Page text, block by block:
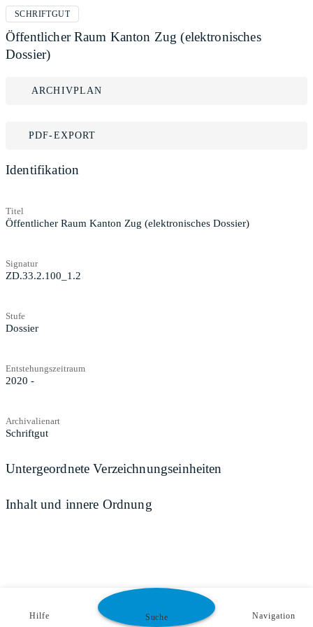
SCHRIFTGUT
Öffentlicher Raum Kanton Zug (elektronisches
Dossier)
ARCHIVPLAN
PDF-EXPORT
Identifikation
Titel
Öffentlicher Raum Kanton Zug (elektronisches Dossier)
Signatur
ZD.33.2.100_1.2
Stufe
Dossier
Entstehungszeitraum
2020 -
Archivalienart
Schriftgut
Untergeordnete Verzeichnungseinheiten
Inhalt und innere Ordnung
Hilfe Suche Navigation